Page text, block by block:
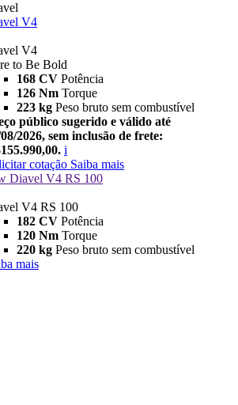
V4
V4
to Be Bold
168 CV Potência
126 Nm Torque
223 kg Peso bruto sem combustível
público sugerido e válido até
2026, sem inclusão de frete:
i
cotação Saiba mais
Diavel V4 RS 100
V4 RS 100
182 CV Potência
120 Nm Torque
220 kg Peso bruto sem combustível
mais